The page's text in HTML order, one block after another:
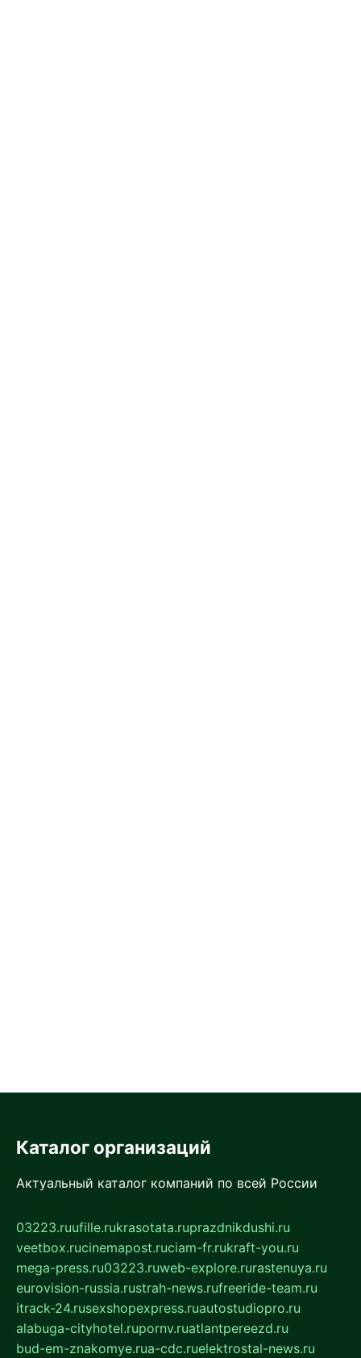
Каталог организаций
Актуальный каталог компаний по всей России
03223.ruufille.rukrasotata.ruprazdnikdushi.ru
veetbox.rucinemapost.ruciam-fr.rukraft-you.ru
mega-press.ru03223.ruweb-explore.rurastenuya.ru
eurovision-russia.rustrah-news.rufreeride-team.ru
itrack-24.rusexshopexpress.ruautostudiopro.ru
alabuga-cityhotel.rupornv.ruatlantpereezd.ru
bud-em-znakomye.rua-cdc.ruelektrostal-news.ru